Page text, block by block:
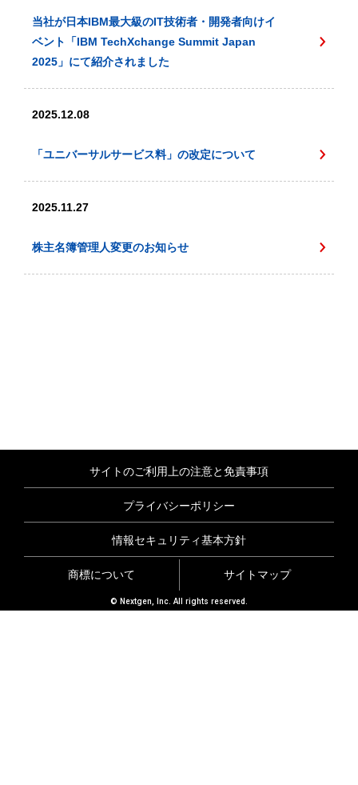
当社が日本IBM最大級のIT技術者・開発者向けイ
ベント「IBM TechXchange Summit Japan
2025」にて紹介されました
2025.12.08
「ユニバーサルサービス料」の改定について
2025.11.27
株主名簿管理人変更のお知らせ
サイトのご利用上の注意と免責事項
プライバシーポリシー
情報セキュリティ基本方針
商標について サイトマップ
© Nextgen, Inc. All rights reserved.